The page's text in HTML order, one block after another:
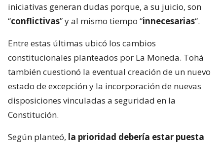
iniciativas generan dudas porque, a su juicio, son
“conflictivas” y al mismo tiempo “innecesarias“.
Entre estas últimas ubicó los cambios
constitucionales planteados por La Moneda. Tohá
también cuestionó la eventual creación de un nuevo
estado de excepción y la incorporación de nuevas
disposiciones vinculadas a seguridad en la
Constitución.
Según planteó, la prioridad debería estar puesta